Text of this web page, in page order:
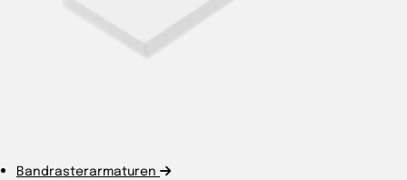
Bandrasterarmaturen